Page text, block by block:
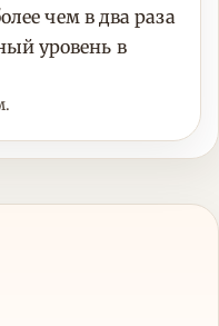
чем в два раза
уровень в